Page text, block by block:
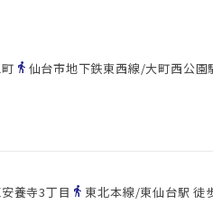
directions_walk 仙台市地下鉄東西線/大町西公園
養寺3丁目 directions_walk 東北本線/東仙台駅 徒